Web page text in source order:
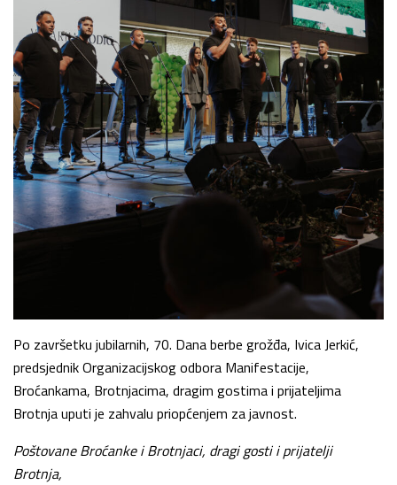
Po završetku jubilarnih, 70. Dana berbe grožđa, Ivica Jerkić,
predsjednik Organizacijskog odbora Manifestacije,
Broćankama, Brotnjacima, dragim gostima i prijateljima
Brotnja uputi je zahvalu priopćenjem za javnost.
Poštovane Broćanke i Brotnjaci, dragi gosti i prijatelji
Brotnja,